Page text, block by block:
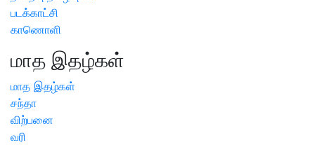
படக்காட்சி
காணொளி
மாத இதழ்கள்
மாத இதழ்கள்
சந்தா
விற்பனை
வரி